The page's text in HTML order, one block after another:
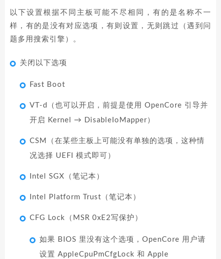
以下设置根据不同主板可能不尽相同，有的是名称不一
样，有的是没有对应选项，有则设置，无则跳过（遇到问
题多用搜索引擎）。
关闭以下选项
Fast Boot
VT-d（也可以开启，前提是使用 OpenCore 引导并
开启 Kernel → DisableIoMapper）
CSM（在某些主板上可能没有单独的选项，这种情
况选择 UEFI 模式即可）
Intel SGX（笔记本）
Intel Platform Trust（笔记本）
CFG Lock（MSR 0xE2写保护）
如果 BIOS 里没有这个选项，OpenCore 用户请
设置 AppleCpuPmCfgLock 和 Apple